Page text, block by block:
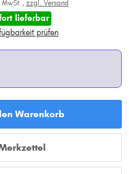
MwSt., zzgl. Versand
lieferbar
prüfen
Warenkorb